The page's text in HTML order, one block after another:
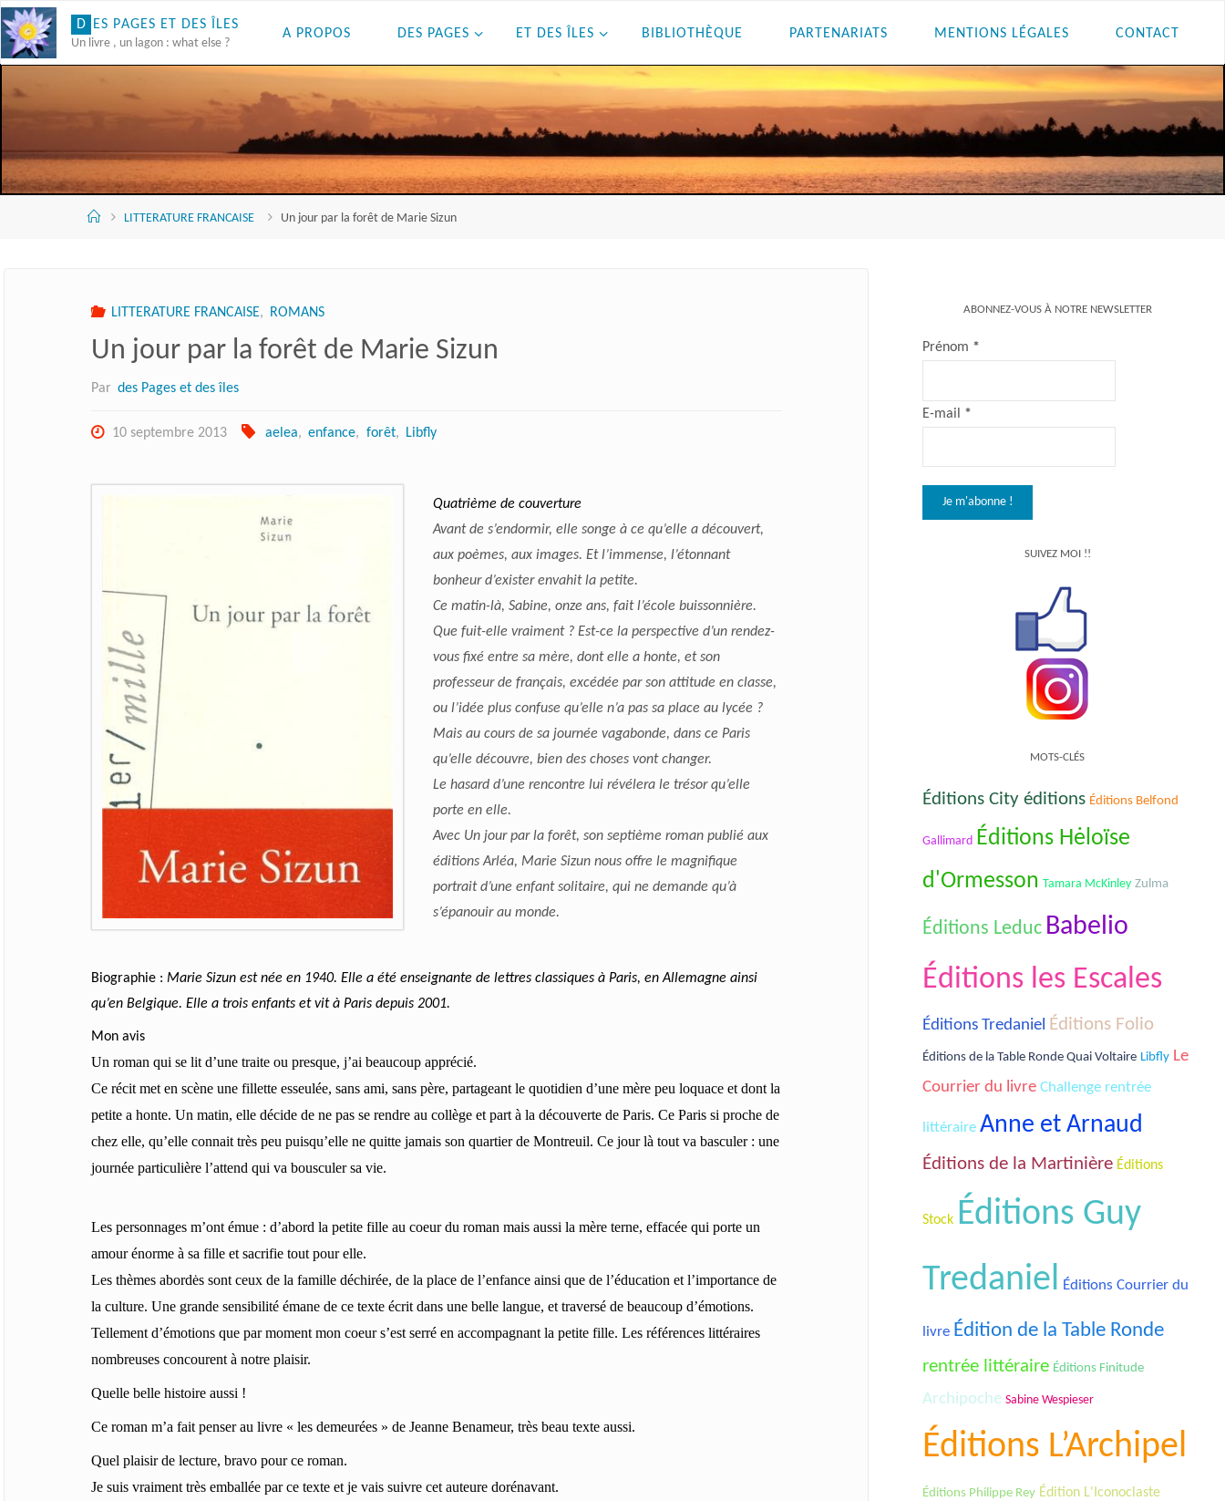
Skip
to
content
D ES PAGES ET DES LES
Un livre , un lagon : what else ?
A PROPOS DES PAGES ET DES ÎLES BIBLIOTHÈQUE PARTENARIATS MENTIONS LÉGALES CONTACT
AccueilLITTERATURE FRANCAISE Un jour par la forêt de Marie Sizun
LITTERATURE FRANCAISE, ROMANS
Un jour par la forêt de Marie Sizun
Par des Pages et des îles
10 septembre 2013 aelea, enfance, forêt, Libfly
Quatrième de couverture
Avant de s’endormir, elle songe à ce qu’elle a découvert,
aux poèmes, aux images. Et l’immense, l’étonnant
bonheur d’exister envahit la petite.
Ce matin-là, Sabine, onze ans, fait l’école buissonnière.
Que fuit-elle vraiment ? Est-ce la perspective d’un rendez-
vous fixé entre sa mère, dont elle a honte, et son
professeur de français, excédée par son attitude en classe,
ou l’idée plus confuse qu’elle n’a pas sa place au lycée ?
Mais au cours de sa journée vagabonde, dans ce Paris
qu’elle découvre, bien des choses vont changer.
Le hasard d’une rencontre lui révélera le trésor qu’elle
porte en elle.
Avec Un jour par la forêt, son septième roman publié aux
éditions Arléa, Marie Sizun nous offre le magnifique
portrait d’une enfant solitaire, qui ne demande qu’à
s’épanouir au monde.
Biographie : Marie Sizun est née en 1940. Elle a été enseignante de lettres classiques à Paris, en Allemagne ainsi
qu’en Belgique. Elle a trois enfants et vit à Paris depuis 2001.
Mon avis
Un roman qui se lit d’une traite ou presque, j’ai beaucoup apprécié.
Ce récit met en scène une fillette esseulée, sans ami, sans père, partageant le quotidien d’une mère peu loquace et dont la
petite a honte. Un matin, elle décide de ne pas se rendre au collège et part à la découverte de Paris. Ce Paris si proche de
chez elle, qu’elle connait très peu puisqu’elle ne quitte jamais son quartier de Montreuil. Ce jour là tout va basculer : une
journée particulière l’attend qui va bousculer sa vie.
Les personnages m’ont émue : d’abord la petite fille au coeur du roman mais aussi la mère terne, effacée qui porte un
amour énorme à sa fille et sacrifie tout pour elle.
Les thèmes abordės sont ceux de la famille déchirée, de la place de l’enfance ainsi que de l’éducation et l’importance de
la culture. Une grande sensibilité émane de ce texte écrit dans une belle langue, et traversé de beaucoup d’émotions.
Tellement d’émotions que par moment mon coeur s’est serré en accompagnant la petite fille. Les références littéraires
nombreuses concourent à notre plaisir.
Quelle belle histoire aussi !
Ce roman m’a fait penser au livre « les demeurées » de Jeanne Benameur, très beau texte aussi.
Quel plaisir de lecture, bravo pour ce roman.
Je suis vraiment très emballée par ce texte et je vais suivre cet auteure dorénavant.
ABONNEZ-VOUS À NOTRE NEWSLETTER
Prénom *
E-mail *
SUIVEZ MOI !!
MOTS-CLÉS
Éditions City éditions Éditions Belfond
Gallimard Éditions Hėloïse
d'Ormesson Tamara McKinley Zulma
Éditions Leduc Babelio
Éditions les Escales
Éditions Tredaniel Éditions Folio
Éditions de la Table Ronde Quai Voltaire Libfly Le
Courrier du livre Challenge rentrée
littéraire Anne et Arnaud
Éditions de la Martinière Éditions
Stock Éditions Guy
Tredaniel Éditions Courrier du
livre Édition de la Table Ronde
rentrée littéraire Éditions Finitude
Archipoche Sabine Wespieser
Éditions L’Archipel
Éditions Philippe Rey Édition L'Iconoclaste